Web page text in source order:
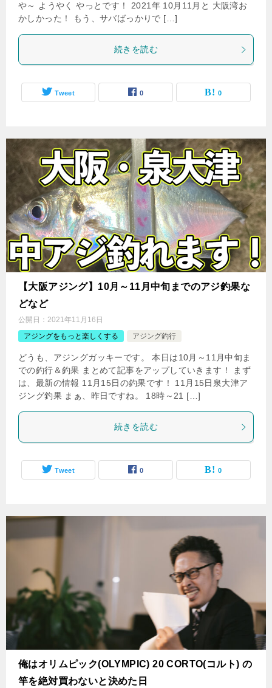
や～ ようやく やっとです！ 2021年 10月11月と 大阪湾お
かしかった！ もう、サバばっかりで […]
続きを読む
Tweet 0 0
【大阪アジング】10月～11月中旬までのアジ釣果な
どなど
公開日： 2021年11月16日
アジングをもっと楽しくする
アジング釣行
どうも、アジングガッキーです。 本日は10月～11月中旬ま
での釣行＆釣果 まとめて記事をアップしていきます！ まず
は、最新の情報 11月15日の釣果です！ 11月15日泉大津ア
ジング釣果 まぁ、昨日ですね。 18時～21 […]
続きを読む
Tweet 0 0
俺はオリムピック(OLYMPIC) 20 CORTO(コルト) の
竿を絶対買わないと決めた日